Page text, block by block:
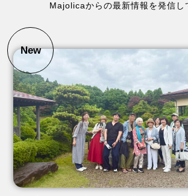
Majolicaからの最新情報を発信し
New